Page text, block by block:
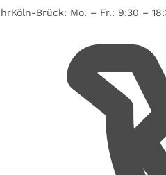
Köln-Brück: Mo. – Fr.: 9:30 –